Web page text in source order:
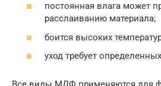
постоянная влага может
расслаиванию материала;
боится высоких
уход требует